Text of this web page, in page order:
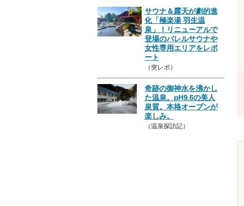
サウナ＆露天が劇的進
化「極楽湯 羽生温
泉」！リニューアルで
登場のバレルサウナや
女性専用エリアをレポ
ート
（突レポ）
奇跡の御神水を沸かし
た温泉。pH9.6の美人
泉質。本格オープンが
楽しみ。
（温泉探訪記）